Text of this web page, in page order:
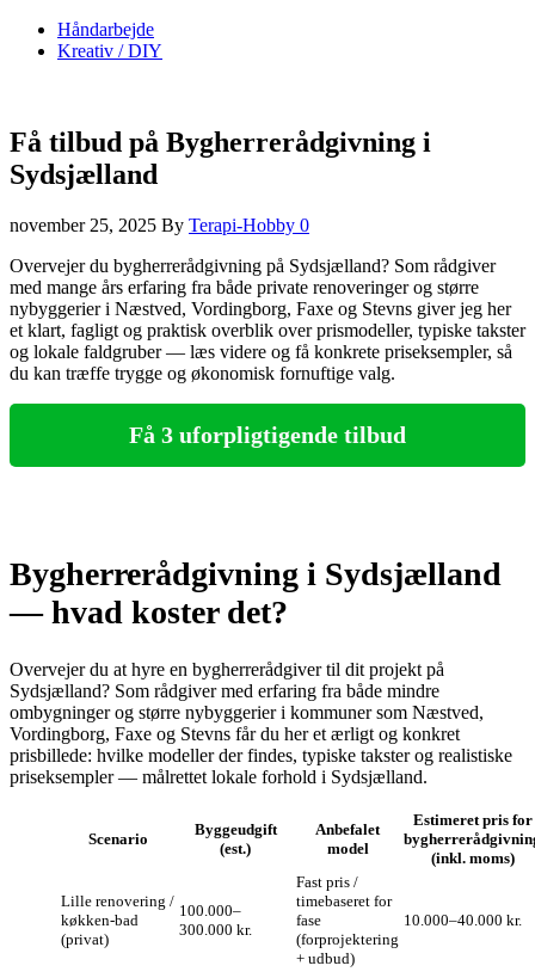
Håndarbejde
Kreativ / DIY
Få tilbud på Bygherrerådgivning i
Sydsjælland
november 25, 2025 By Terapi-Hobby 0
Overvejer du bygherrerådgivning på Sydsjælland? Som rådgiver
med mange års erfaring fra både private renoveringer og større
nybyggerier i Næstved, Vordingborg, Faxe og Stevns giver jeg her
et klart, fagligt og praktisk overblik over prismodeller, typiske takster
og lokale faldgruber — læs videre og få konkrete priseksempler, så
du kan træffe trygge og økonomisk fornuftige valg.
Få 3 uforpligtigende tilbud
Bygherrerådgivning i Sydsjælland
— hvad koster det?
Overvejer du at hyre en bygherrerådgiver til dit projekt på
Sydsjælland? Som rådgiver med erfaring fra både mindre
ombygninger og større nybyggerier i kommuner som Næstved,
Vordingborg, Faxe og Stevns får du her et ærligt og konkret
prisbillede: hvilke modeller der findes, typiske takster og realistiske
priseksempler — målrettet lokale forhold i Sydsjælland.
Scenario
Byggeudgift
(est.)
Anbefalet
model
Estimeret pris for
(inkl. moms)
Lille renovering /
køkken-bad
(privat)
100.000–
300.000 kr.
Fast pris /
timebaseret for
fase
(forprojektering
+ udbud)
10.000–40.000 kr.